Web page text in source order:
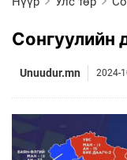
Сонгуулийн
Unuudur.mn 2024-